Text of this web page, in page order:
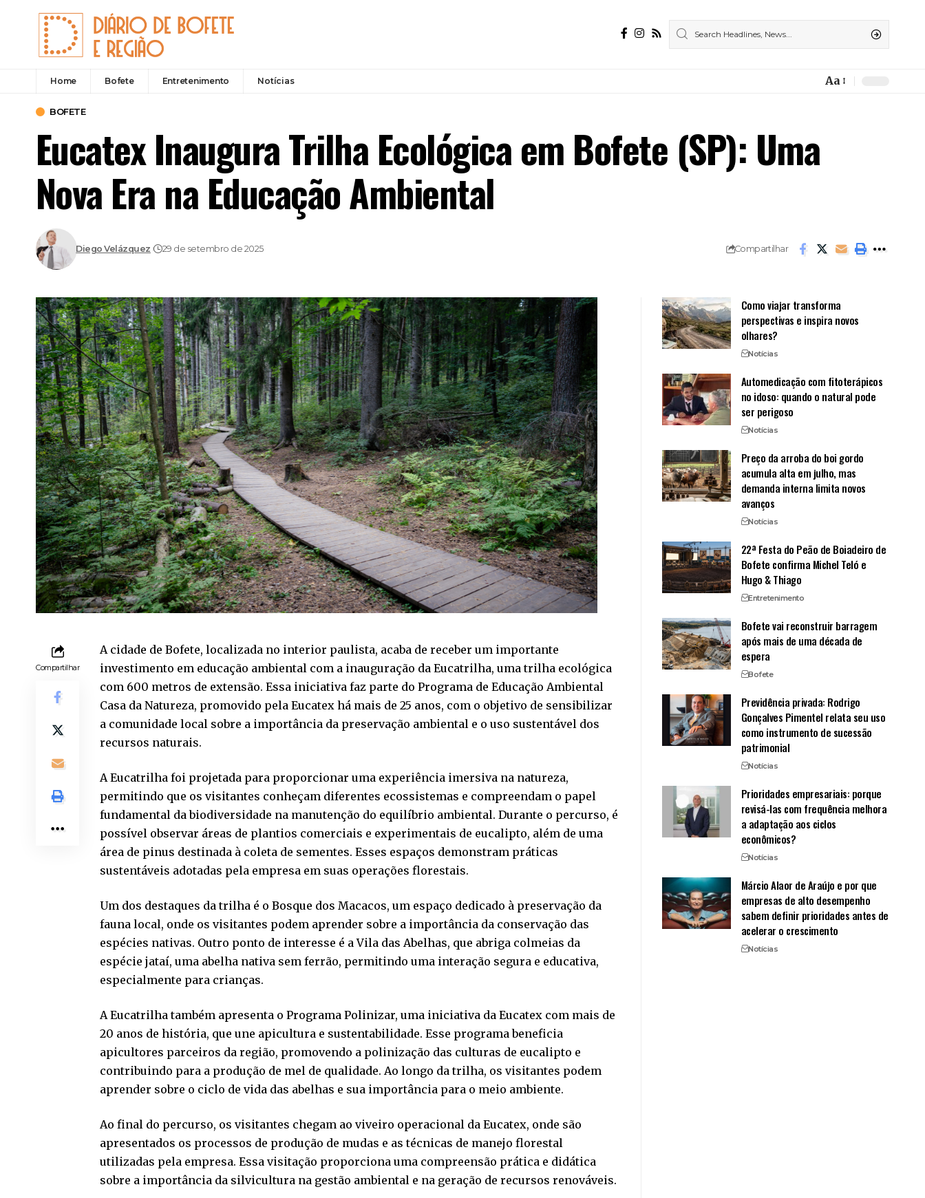
Home Bofete Entretenimento Notícias
Font
Aa
BOFETE
Eucatex Inaugura Trilha Ecológica em Bofete (SP): Uma
Nova Era na Educação Ambiental
Diego Velázquez 29 de setembro de 2025 Compartilhar
Compartilhar
A cidade de Bofete, localizada no interior paulista, acaba de receber um importante
investimento em educação ambiental com a inauguração da Eucatrilha, uma trilha ecológica
com 600 metros de extensão. Essa iniciativa faz parte do Programa de Educação Ambiental
Casa da Natureza, promovido pela Eucatex há mais de 25 anos, com o objetivo de sensibilizar
a comunidade local sobre a importância da preservação ambiental e o uso sustentável dos
recursos naturais.
A Eucatrilha foi projetada para proporcionar uma experiência imersiva na natureza,
permitindo que os visitantes conheçam diferentes ecossistemas e compreendam o papel
fundamental da biodiversidade na manutenção do equilíbrio ambiental. Durante o percurso, é
possível observar áreas de plantios comerciais e experimentais de eucalipto, além de uma
área de pinus destinada à coleta de sementes. Esses espaços demonstram práticas
sustentáveis adotadas pela empresa em suas operações florestais.
Um dos destaques da trilha é o Bosque dos Macacos, um espaço dedicado à preservação da
fauna local, onde os visitantes podem aprender sobre a importância da conservação das
espécies nativas. Outro ponto de interesse é a Vila das Abelhas, que abriga colmeias da
espécie jataí, uma abelha nativa sem ferrão, permitindo uma interação segura e educativa,
especialmente para crianças.
A Eucatrilha também apresenta o Programa Polinizar, uma iniciativa da Eucatex com mais de
20 anos de história, que une apicultura e sustentabilidade. Esse programa beneficia
apicultores parceiros da região, promovendo a polinização das culturas de eucalipto e
contribuindo para a produção de mel de qualidade. Ao longo da trilha, os visitantes podem
aprender sobre o ciclo de vida das abelhas e sua importância para o meio ambiente.
Ao final do percurso, os visitantes chegam ao viveiro operacional da Eucatex, onde são
apresentados os processos de produção de mudas e as técnicas de manejo florestal
utilizadas pela empresa. Essa visitação proporciona uma compreensão prática e didática
sobre a importância da silvicultura na gestão ambiental e na geração de recursos renováveis.
Como viajar transforma
perspectivas e inspira novos
olhares?
Notícias
Automedicação com fitoterápicos
no idoso: quando o natural pode
ser perigoso
Notícias
Preço da arroba do boi gordo
acumula alta em julho, mas
demanda interna limita novos
avanços
Notícias
22ª Festa do Peão de Boiadeiro de
Bofete confirma Michel Teló e
Hugo & Thiago
Entretenimento
Bofete vai reconstruir barragem
após mais de uma década de
espera
Bofete
Previdência privada: Rodrigo
Gonçalves Pimentel relata seu uso
como instrumento de sucessão
patrimonial
Notícias
Prioridades empresariais: porque
revisá-las com frequência melhora
a adaptação aos ciclos
econômicos?
Notícias
Márcio Alaor de Araújo e por que
empresas de alto desempenho
sabem definir prioridades antes de
acelerar o crescimento
Notícias